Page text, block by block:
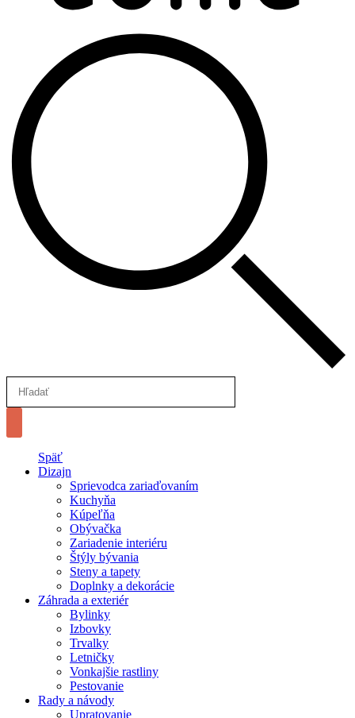
Späť
Dizajn
Sprievodca zariaďovaním
Kuchyňa
Kúpeľňa
Obývačka
Zariadenie interiéru
Štýly bývania
Steny a tapety
Doplnky a dekorácie
Záhrada a exteriér
Bylinky
Izbovky
Trvalky
Letničky
Vonkajšie rastliny
Pestovanie
Rady a návody
Upratovanie